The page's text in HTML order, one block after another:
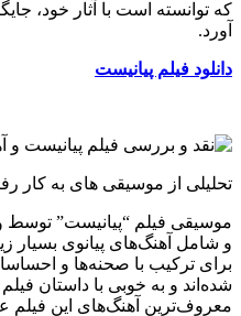
که توانسته است با آثار خود،
آورد.
دانلود فیلم پیانیست
تحلیلی از موسیقی های به کار
موسیقی فیلم “پیانیست” توسط
و شامل آهنگ‌های پیانوی بسیار
برای ترکیب با صحنه‌ها و
شده‌اند و به خوبی با داستان
معروف‌ترین آهنگ‌های این فیلم